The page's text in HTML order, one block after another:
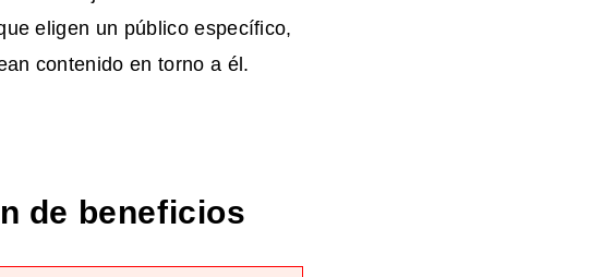
eligen un público específico,
contenido en torno a él.
de beneficios